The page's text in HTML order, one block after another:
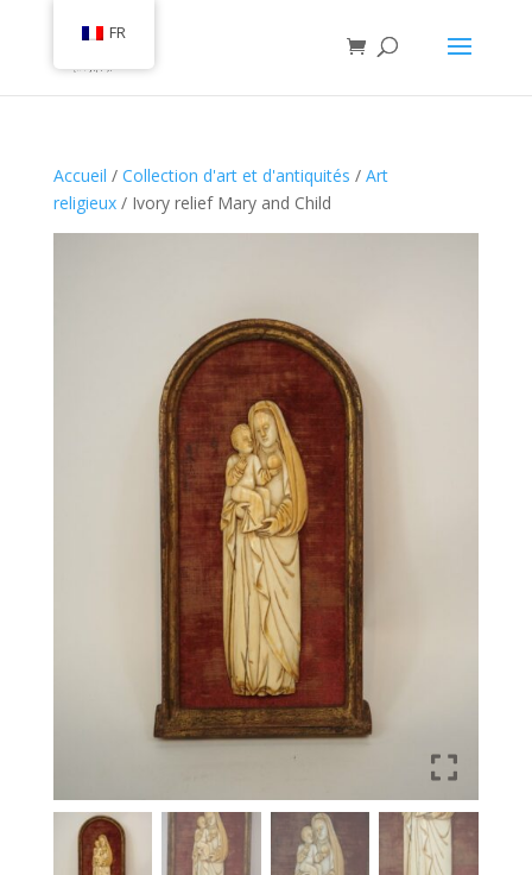
Accueil / Collection d'art et d'antiquités / Art
religieux/ Ivory relief Mary and Child
FR